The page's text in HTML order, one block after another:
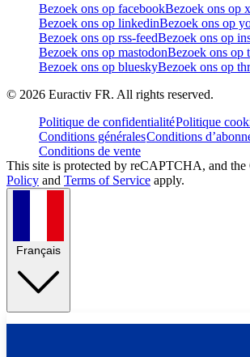
Bezoek ons op facebookBezoek ons op x
Bezoek ons op linkedinBezoek ons op
Bezoek ons op rss-feedBezoek ons op
Bezoek ons op mastodonBezoek ons op
Bezoek ons op blueskyBezoek ons op
© 2026 Euractiv FR. All rights reserved.
Politique de confidentialitéPolitique
Conditions généralesConditions
Conditions de vente
This site is protected by reCAPTCHA, and the
Policy and Terms of Service apply.
Français